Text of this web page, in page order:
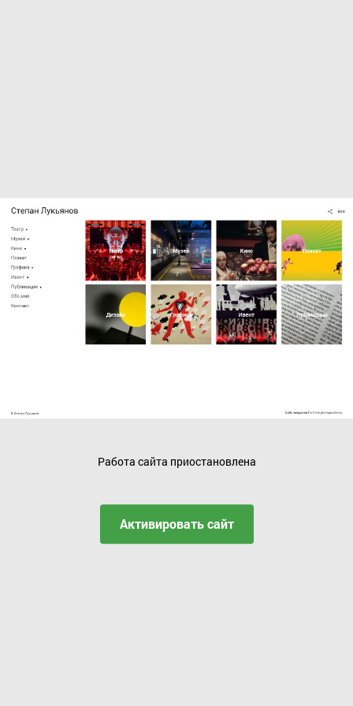
Работа сайта приостановлена
Активировать сайт